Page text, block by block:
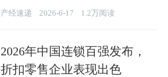
产经速递 2026-6-17 1.2万阅读
2026年中国连锁百强发布，
折扣零售企业表现出色